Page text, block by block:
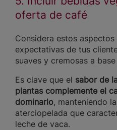
oferta de café
Considera estos
expectativas de tus
suaves y cremosas a
Es clave que el sabor de
plantas complemente el
dominarlo, manteniendo
aterciopelada que
leche de vaca.